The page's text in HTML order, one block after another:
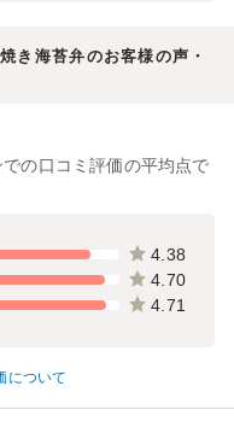
き海苔弁のお客様の声・
の口コミ評価の平均点で
4.38
4.70
4.71
について